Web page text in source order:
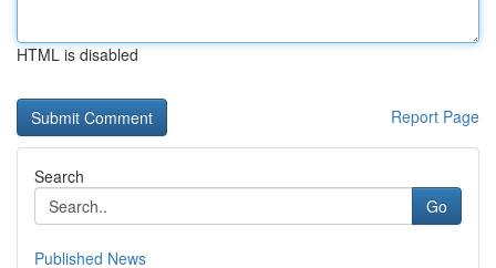
HTML is disabled
Report Page
Search
Go
Published News